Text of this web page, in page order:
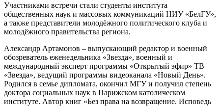
Участниками встречи стали студенты института
общественных наук и массовых коммуникаций НИУ «БелГУ»,
а также представители молодёжного политического клуба и
молодёжного правительства региона.
Александр Артамонов – выпускающий редактор и военный
обозреватель еженедельника «Звезда», военный и
международный эксперт программы «Открытый эфир» ТВ
«Звезда», ведущий программы видеоканала «Новый День».
Родился в семье дипломата, окончил МГУ и получил степень
доктора социальных наук в Парижском католическом
институте. Автор книг «Без права на возвращение. Исповедь